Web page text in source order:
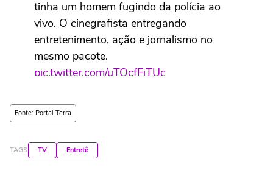
tinha um homem fugindo da polícia ao
vivo. O cinegrafista entregando
entretenimento, ação e jornalismo no
mesmo pacote.
pic.twitter.com/uTQcfFiTUc
— Drica ❤☕ (@adrianarbraga)
2026
Fonte: Portal Terra
TAGS TV Entretê